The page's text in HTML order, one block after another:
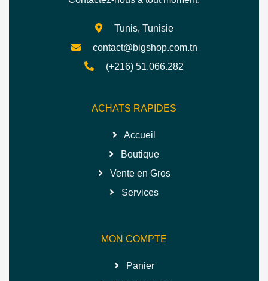
Tunis, Tunisie
contact@bigshop.com.tn
(+216) 51.066.282
ACHATS RAPIDES
Accueil
Boutique
Vente en Gros
Services
MON COMPTE
Panier